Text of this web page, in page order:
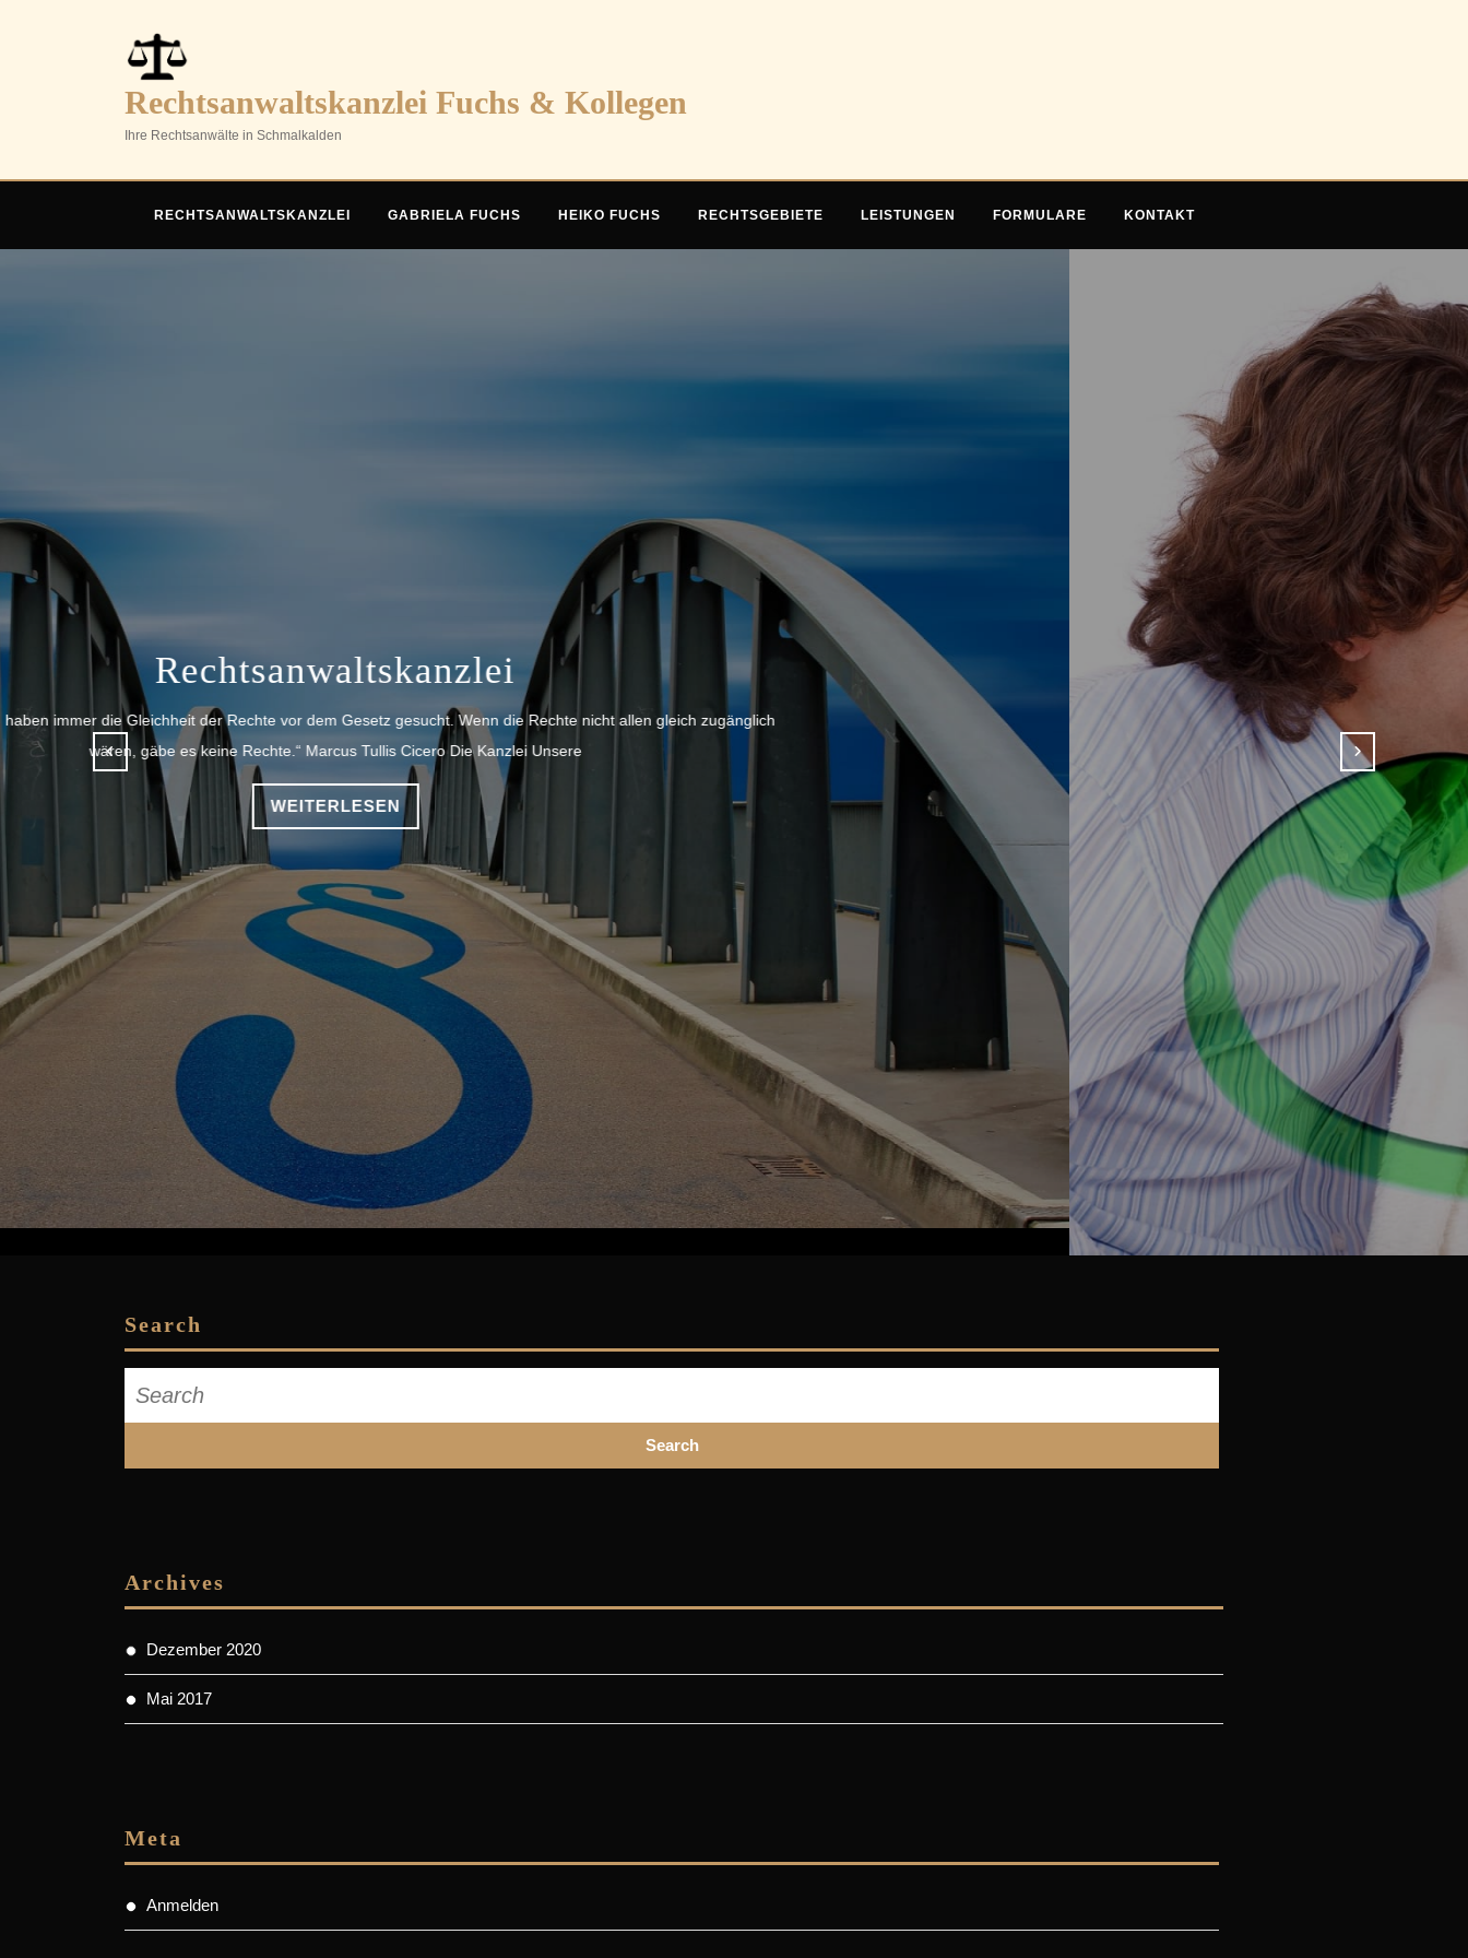
Rechtsanwaltskanzlei Fuchs & Kollegen
Ihre Rechtsanwälte in Schmalkalden
RECHTSANWALTSKANZLEI GABRIELA FUCHS HEIKO FUCHS RECHTSGEBIETE LEISTUNGEN FORMULARE KONTAKT
Rechtsanwältin Gabriela Fuchs
Fachanwältin für Familienrecht weitere Tätigkeitsschwerpunkte: Erbrecht Grundstücksrecht Vertragsrecht Mitglied der – AG
Familienrecht im DAV – AG Erbrecht im DAV Gabriela Fuchs Kontaktformular
WEITERLESEN
Previous Next
Search
for:
Archives
Dezember 2020
Mai 2017
Meta
Anmelden